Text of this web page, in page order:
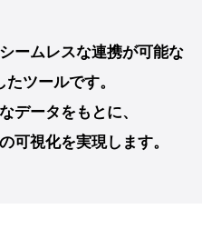
ームレスな連携が可能な
ツールです。
データをもとに、
可視化を実現します。